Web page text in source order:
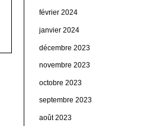
février 2024
janvier 2024
décembre 2023
novembre 2023
octobre 2023
septembre 2023
août 2023